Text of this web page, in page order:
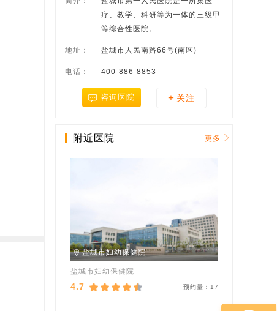
疗、教学、科研等为一体的三级甲
等综合性医院。
地址： 盐城市人民南路66号(南区)
电话： 400-886-8853
咨询医院 + 关注
附近医院 更多
盐城市妇幼保健院
盐城市妇幼保健院
4.7 预约量： 17